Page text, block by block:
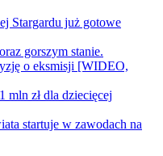
Stargardu już gotowe
gorszym stanie.
o eksmisji [WIDEO,
mln zł dla dziecięcej
startuje w zawodach na